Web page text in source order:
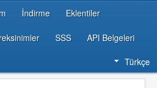
İndirme Eklentiler
SSS API Belgeleri
Türkçe